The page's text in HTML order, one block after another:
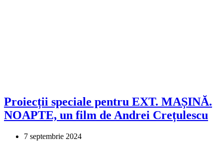
Proiecții speciale pentru EXT. MAȘINĂ.
NOAPTE, un film de Andrei Crețulescu
7 septembrie 2024